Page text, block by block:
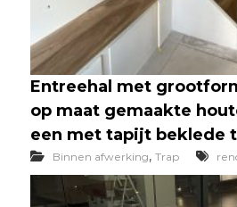
Entreehal met
op maat gemaakte
een met tapijt beklede
Binnen afwerking,Trap